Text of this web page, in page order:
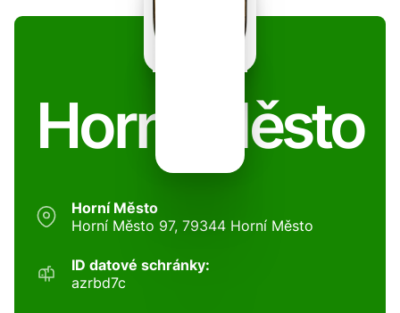
Horní Město
Horní Město
Horní Město 97, 79344 Horní Město
ID datové schránky:
azrbd7c